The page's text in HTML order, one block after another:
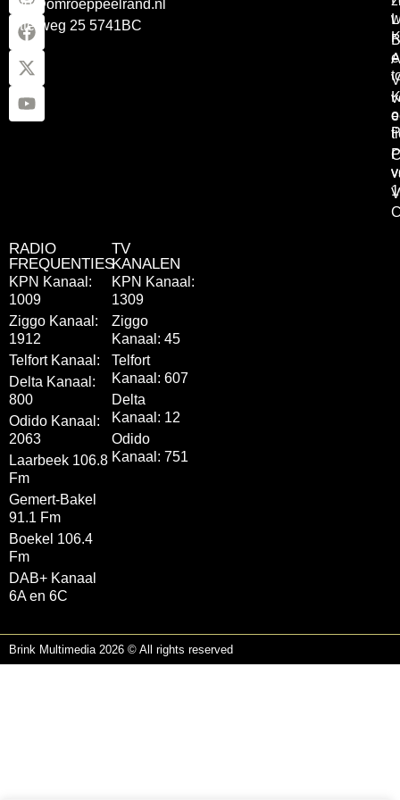
info@omroeppeelrand.nl
Otterweg 25 5741BC
RADIO
FREQUENTIES
KPN Kanaal:
1009
Ziggo Kanaal:
1912
Telfort Kanaal:
Delta Kanaal:
800
Odido Kanaal:
2063
Laarbeek 106.8
Fm
Gemert-Bakel
91.1 Fm
Boekel 106.4
Fm
DAB+ Kanaal
6A en 6C
TV
KANALEN
KPN Kanaal:
1309
Ziggo
Kanaal: 45
Telfort
Kanaal: 607
Delta
Kanaal: 12
Odido
Kanaal: 751
Brink Multimedia 2026 © All rights reserved